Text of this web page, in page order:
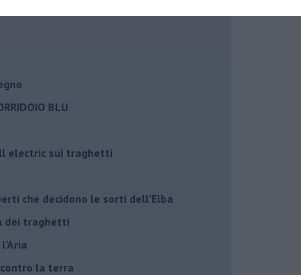
BLU
electric sui traghetti
che decidono le sorti dell’Elba
dei traghetti​
la terra